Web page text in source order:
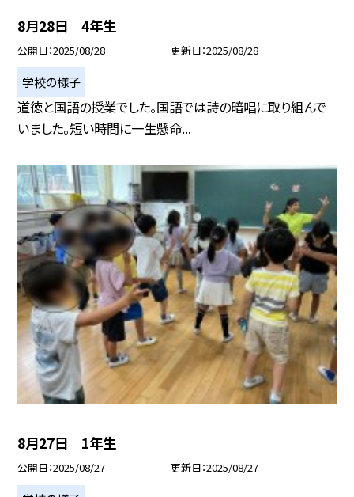
8月28日 4年生
公開日 2025/08/28 更新日 2025/08/28
学校の様子
道徳と国語の授業でした。国語では詩の暗唱に取り組んで
いました。短い時間に一生懸命...
8月27日 1年生
公開日 2025/08/27 更新日 2025/08/27